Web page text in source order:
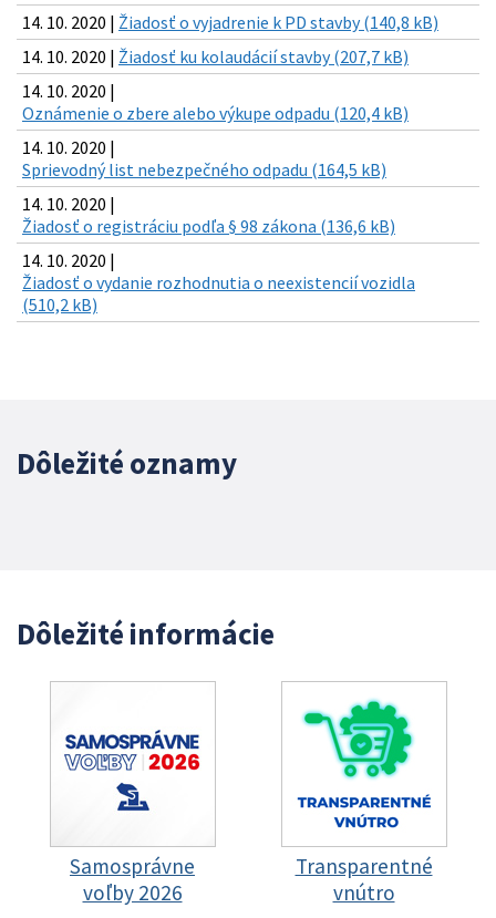
14. 10. 2020 | Žiadosť o vyjadrenie k PD stavby (140,8 kB)
14. 10. 2020 | Žiadosť ku kolaudácií stavby (207,7 kB)
14. 10. 2020 |
Oznámenie o zbere alebo výkupe odpadu (120,4 kB)
14. 10. 2020 |
Sprievodný list nebezpečného odpadu (164,5 kB)
14. 10. 2020 |
Žiadosť o registráciu podľa § 98 zákona (136,6 kB)
14. 10. 2020 |
Žiadosť o vydanie rozhodnutia o neexistencií vozidla
(510,2 kB)
Dôležité oznamy
Dôležité informácie
Samosprávne
voľby 2026
Transparentné
vnútro